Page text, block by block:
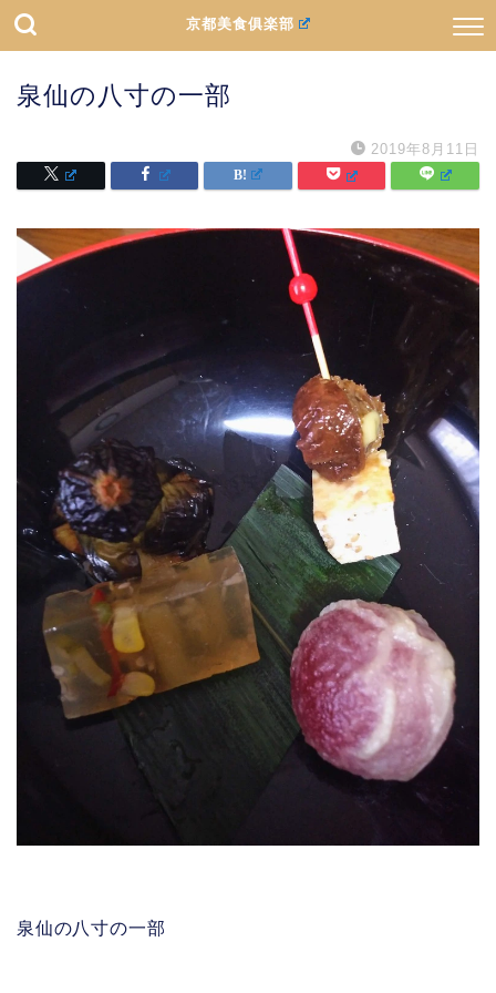
京都美食俱楽部
泉仙の八寸の一部
2019年8月11日
泉仙の八寸の一部